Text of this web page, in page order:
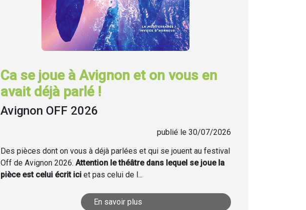
Ca se joue à Avignon et on vous en
avait déjà parlé !
Avignon OFF 2026
publié le 30/07/2026
Des pièces dont on vous à déjà parlées et qui se jouent au festival
Off de Avignon 2026. Attention le théâtre dans lequel se joue la
pièce est celui écrit iciet pas celui de l...
En savoir plus